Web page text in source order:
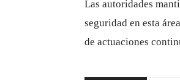
Las autoridades
seguridad en esta
de actuaciones